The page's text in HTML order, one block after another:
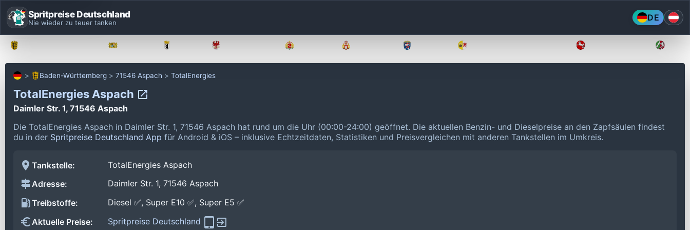
Spritpreise Deutschland
Nie wieder zu teuer tanken DE
Baden-Württemberg 71546 Aspach TotalEnergies
TotalEnergies Aspach
Daimler Str. 1, 71546 Aspach
Die TotalEnergies Aspach in Daimler Str. 1, 71546 Aspach hat rund um die Uhr (00:00-24:00) geöffnet. Die aktuellen Benzin- und Dieselpreise an den Zapfsäulen findest
du in der Spritpreise Deutschland App für Android & iOS – inklusive Echtzeitdaten, Statistiken und Preisvergleichen mit anderen Tankstellen im Umkreis.
Tankstelle:
TotalEnergies Aspach
Adresse:
Daimler Str. 1, 71546 Aspach
Treibstoffe:
Diesel ✅, Super E10 ✅, Super E5 ✅
Aktuelle Preise:
Spritpreise Deutschland